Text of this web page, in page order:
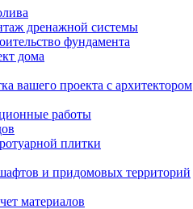
дренажной системы
фундамента
дома
вашего проекта с архитектором
работы
плитки
и придомовых территорий
материалов